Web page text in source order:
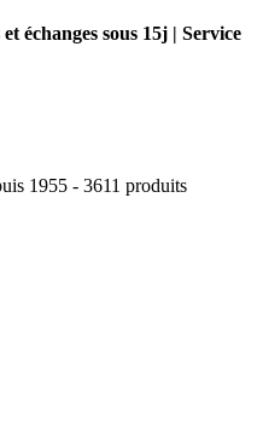
échanges sous 15j | Service
1955 - 3611 produits